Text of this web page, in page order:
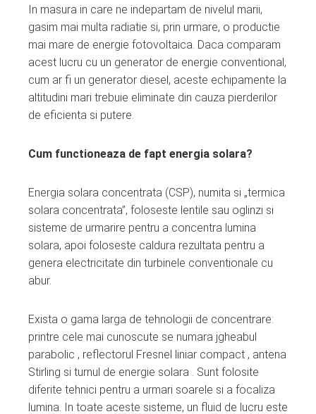
In masura in care ne indepartam de nivelul marii,
gasim mai multa radiatie si, prin urmare, o productie
mai mare de energie fotovoltaica. Daca comparam
acest lucru cu un generator de energie conventional,
cum ar fi un generator diesel, aceste echipamente la
altitudini mari trebuie eliminate din cauza pierderilor
de eficienta si putere.
Cum functioneaza de fapt energia solara?
Energia solara concentrata (CSP), numita si „termica
solara concentrata”, foloseste lentile sau oglinzi si
sisteme de urmarire pentru a concentra lumina
solara, apoi foloseste caldura rezultata pentru a
genera electricitate din turbinele conventionale cu
abur.
Exista o gama larga de tehnologii de concentrare:
printre cele mai cunoscute se numara jgheabul
parabolic , reflectorul Fresnel liniar compact , antena
Stirling si turnul de energie solara . Sunt folosite
diferite tehnici pentru a urmari soarele si a focaliza
lumina. In toate aceste sisteme, un fluid de lucru este